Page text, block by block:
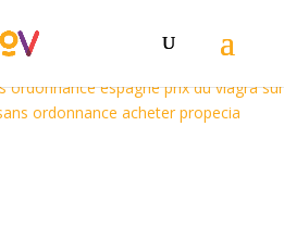
professionnel
acheter du viagra a
viagra favorable
propecia
ordonnance espagne prix du viagra sur
ordonnance acheter propecia